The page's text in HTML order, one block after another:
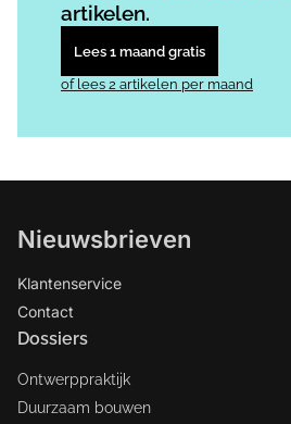
artikelen.
Lees 1 maand gratis
of lees 2 artikelen per maand
Nieuwsbrieven
Klantenservice
Contact
Dossiers
Ontwerppraktijk
Duurzaam bouwen